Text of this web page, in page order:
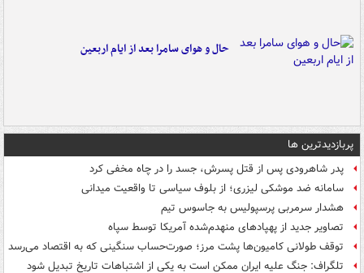
حال و هوای سامرا بعد از ایام اربعین
پربازدیدترین ها
پدر شاهرودی پس از قتل پسرش، جسد را در چاه مخفی کرد
سامانه ضد موشکی لیزری؛ از بلوف سیاسی تا واقعیت میدانی
هشدار سرمربی پرسپولیس به جاسوس تیم
تصاویر جدید از پهپادهای منهدم‌شده آمریکا توسط سپاه
توقف طولانی کامیون‌ها پشت مرز؛ صورت‌حساب سنگینی که به اقتصاد می‌رسد
تلگراف: جنگ علیه ایران ممکن است به یکی از اشتباهات تاریخ تبدیل شود